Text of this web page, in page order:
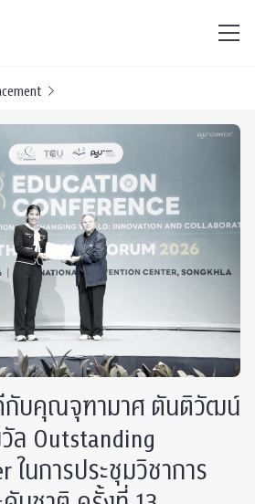
กับคุณจุฑามาศ ตันติวัฒน์
ล Outstanding
ในการประชุมวิชาการ